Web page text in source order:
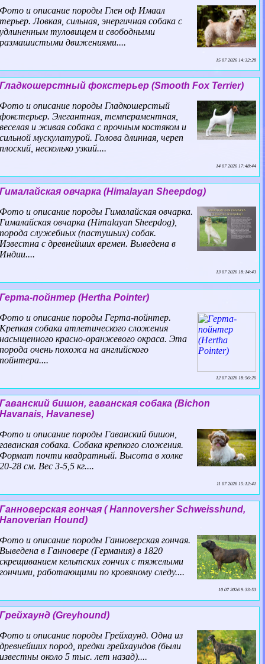
Фото и описание породы Глен оф Имаал
терьер. Ловкая, сильная, энергичная собака с
удлиненным туловищем и свободными
размашистыми движениями....
15 07 2026 14:32:28
Гладкошерстный фокстерьер (Smooth Fox Terrier)
Фото и описание породы Гладкошерстый
фокстерьер. Элегантная, темпераментная,
веселая и живая собака с прочным костяком и
сильной мускулатурой. Голова длинная, череп
плоский, несколько узкий....
14 07 2026 17:48:44
Гималайская овчарка (Himalayan Sheepdog)
Фото и описание породы Гималайская овчарка.
Гималайская овчарка (Himalayan Sheepdog),
порода служебных (пастушьих) собак.
Известна с древнейших времен. Выведена в
Индии....
13 07 2026 18:14:43
Герта-пойнтер (Hertha Pointer)
Фото и описание породы Герта-пойнтер.
Крепкая собака атлетического сложения
насыщенного красно-оранжевого окраса. Эта
порода очень похожа на английского
пойнтера....
12 07 2026 18:56:26
Гаванский бишон, гаванская собака (Bichon
Havanais, Havanese)
Фото и описание породы Гаванский бишон,
гаванская собака. Собака крепкого сложения.
Формат почти квадратный. Высота в холке
20-28 см. Вес 3-5,5 кг....
11 07 2026 15:12:41
Ганноверская гончая ( Hannoversher Schweisshund,
Hanoverian Hound)
Фото и описание породы Ганноверская гончая.
Выведена в Ганновере (Германия) в 1820
скрещиванием кельтских гончих с тяжелыми
гончими, работающими по кровяному следу....
10 07 2026 9:33:53
Грейхаунд (Greyhound)
Фото и описание породы Грейхаунд. Одна из
древнейших пород, предки грейхаундов (были
известны около 5 тыс. лет назад)....